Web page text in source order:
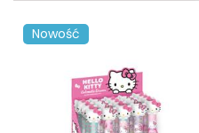
Nowość